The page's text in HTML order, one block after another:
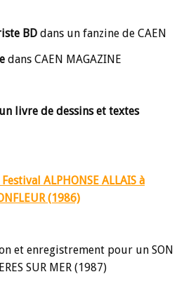
BD dans un fanzine de CAEN
dans CAEN MAGAZINE
livre de dessins et textes
ALPHONSE ALLAIS à
(1986)
et enregistrement pour un SON
SUR MER (1987)